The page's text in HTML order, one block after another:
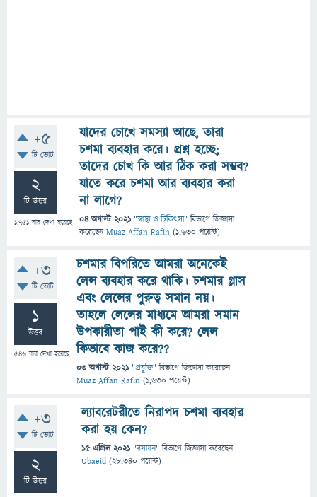
+5
টি ভোট
2
টি উত্তর
1,751 বার দেখা হয়েছে
যাদের চোখে সমস্যা আছে, তারা
চশমা ব্যবহার করে। প্রশ্ন হচ্ছে;
তাদের চোখ কি আর ঠিক করা সম্ভব?
যাতে করে চশমা আর ব্যবহার করা
না লাগে?
04 অগাস্ট 2021 "স্বাস্থ্য ও চিকিৎসা" বিভাগে জিজ্ঞাসা
করেছেনMuaz Affan Rafin (1,630 পয়েন্ট)
+3
টি ভোট
1
উত্তর
546 বার দেখা হয়েছে
চশমার বিপরিতে আমরা অনেকেই
লেন্স ব্যবহার করে থাকি। চশমার গ্লাস
এবং লেন্সের পুরুত্ব সমান নয়।
তাহলে লেন্সের মাধ্যমে আমরা সমান
উপকারীতা পাই কী করে? লেন্স
কিভাবে কাজ করে??
03 অগাস্ট 2021 "প্রযুক্তি" বিভাগে জিজ্ঞাসাকরেছেন
Muaz Affan Rafin (1,630 পয়েন্ট)
+3
টি ভোট
2
টি উত্তর
ল্যাবরেটরীতে নিরাপদ চশমা ব্যবহার
করা হয় কেন?
15 এপ্রিল 2021 "রসায়ন" বিভাগে জিজ্ঞাসাকরেছেন
Ubaeid (28,340 পয়েন্ট)